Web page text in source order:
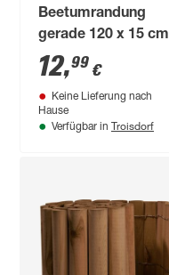
Beetumrandung
gerade 120 x 15 cm
12,99 €
Keine Lieferung nach
Hause
Verfügbar in Troisdorf